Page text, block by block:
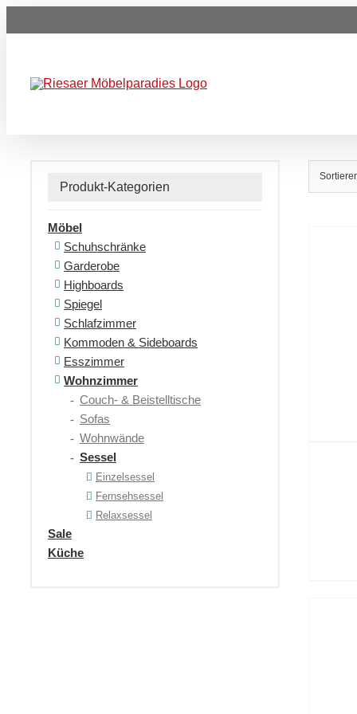
Inhalt
Produkt-Kategorien
Möbel
Schuhschränke
Garderobe
Highboards
Spiegel
Schlafzimmer
Kommoden & Sideboards
Esszimmer
Wohnzimmer
Couch- & Beistelltische
Sofas
Wohnwände
Sessel
Einzelsessel
Fernsehsessel
Relaxsessel
Sale
Küche